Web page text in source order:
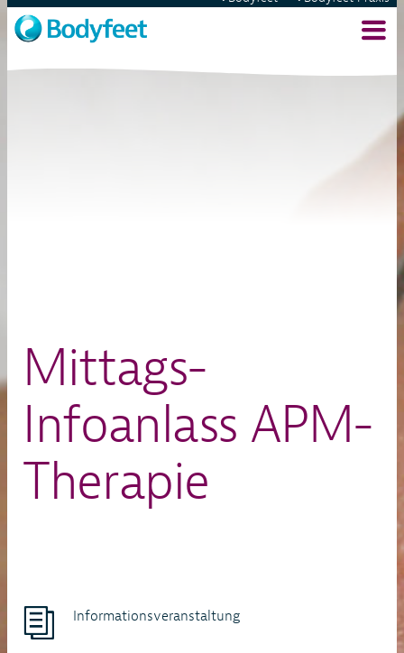
Mittags-
Infoanlass APM-
Therapie
Informationsveranstaltung